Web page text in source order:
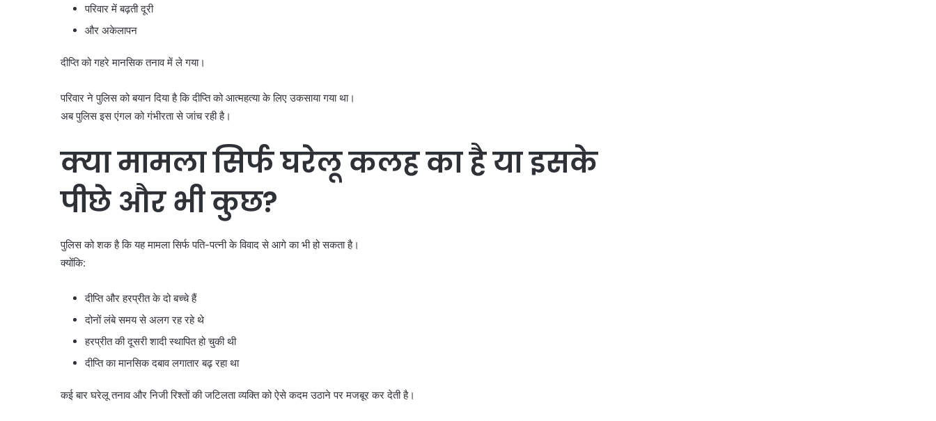
परिवार में बढ़ती दूरी
और अकेलापन
दीप्ति को गहरे मानसिक तनाव में ले गया।
परिवार ने पुलिस को बयान दिया है कि दीप्ति को आत्महत्या के लिए उकसाया गया था।
अब पुलिस इस एंगल को गंभीरता से जांच रही है।
क्या मामला सिर्फ घरेलू कलह का है या इसके
पीछे और भी कुछ?
पुलिस को शक है कि यह मामला सिर्फ पति-पत्नी के विवाद से आगे का भी हो सकता है।
क्योंकि:
दीप्ति और हरप्रीत के दो बच्चे हैं
दोनों लंबे समय से अलग रह रहे थे
हरप्रीत की दूसरी शादी स्थापित हो चुकी थी
दीप्ति का मानसिक दबाव लगातार बढ़ रहा था
कई बार घरेलू तनाव और निजी रिश्तों की जटिलता व्यक्ति को ऐसे कदम उठाने पर मजबूर कर देती है।